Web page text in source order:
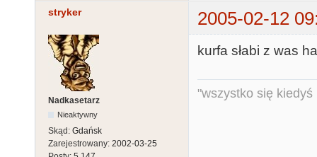
stryker 2005-02-12
Nadkasetarz
Nieaktywny
Skąd: Gdańsk
Zarejestrowany: 2002-03-25
kurfa słabi z was
"wszystko się kiedyś